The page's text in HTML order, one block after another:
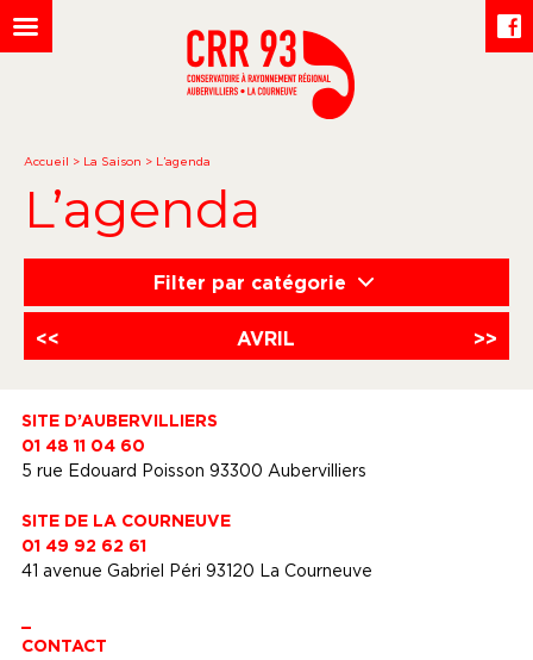
Accueil > La Saison > L’agenda
L’agenda
Filter par catégorie
<< AVRIL >>
SITE D’AUBERVILLIERS
01 48 11 04 60
5 rue Edouard Poisson 93300 Aubervilliers
SITE DE LA COURNEUVE
01 49 92 62 61
41 avenue Gabriel Péri 93120 La Courneuve
CONTACT